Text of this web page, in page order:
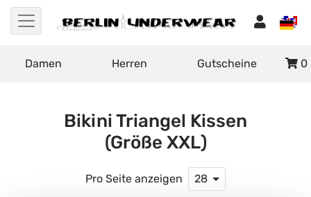
Damen Herren Gutscheine 0
Bikini Triangel Kissen
(Größe XXL)
Pro Seite anzeigen 28